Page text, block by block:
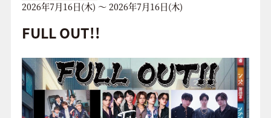
協賛企業 / 運営会社
FAQ
o
o
k
2026年7月16日(木) ～ 2026年7月16日(木)
FULL OUT!!